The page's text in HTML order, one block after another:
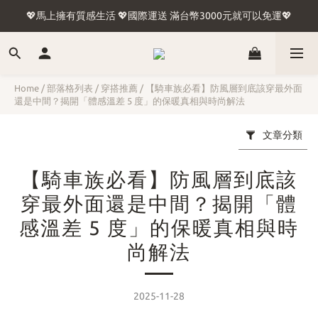
🍢台灣含外島滿1500免運🛫國際運送 滿台幣3000元就可以免運🛬
💖馬上擁有質感生活 💖國際運送 滿台幣3000元就可以免運💖
🍢台灣含外島滿1500免運🛫國際運送 滿台幣3000元就可以免運🛬
Home / 部落格列表 / 穿搭推薦 /
【騎車族必看】防風層到底該穿最外面
還是中間？揭開「體感溫差 5 度」的保暖真相與時尚解法
文章分類
【騎車族必看】防風層到底該
穿最外面還是中間？揭開「體
感溫差 5 度」的保暖真相與時
尚解法
2025-11-28